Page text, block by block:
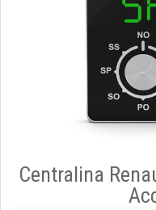
Centralina